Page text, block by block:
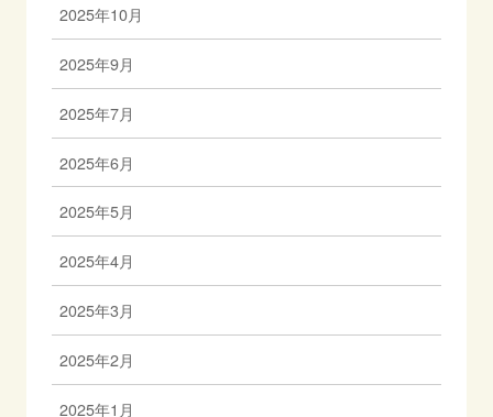
2025年10月
2025年9月
2025年7月
2025年6月
2025年5月
2025年4月
2025年3月
2025年2月
2025年1月